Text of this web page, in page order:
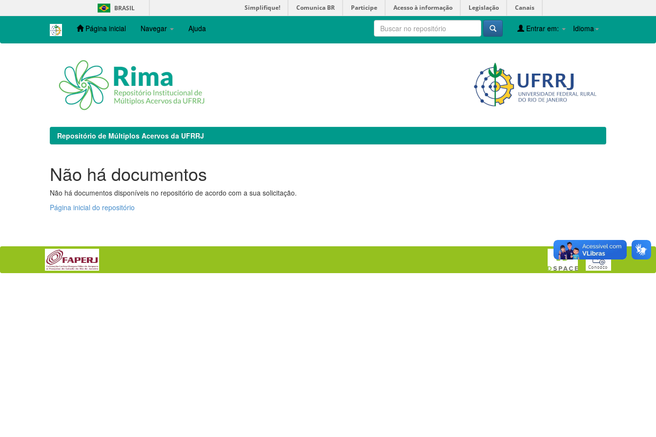
navigation
BRASIL Simplifique! Comunica BR Participe Acesso à informação Legislação Canais
Página inicial Navegar Ajuda Idioma
Entrar em:
Repositório de Múltiplos Acervos da UFRRJ
Não há documentos
Não há documentos disponíveis no repositório de acordo com a sua solicitação.
Página inicial do repositório